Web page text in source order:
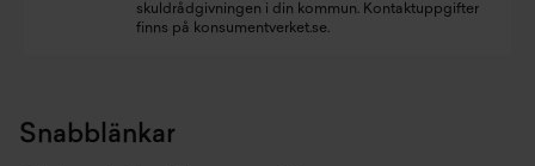
skuldrådgivningen i din kommun. Kontaktuppgifter
finns på konsumentverket.se.
Snabblänkar